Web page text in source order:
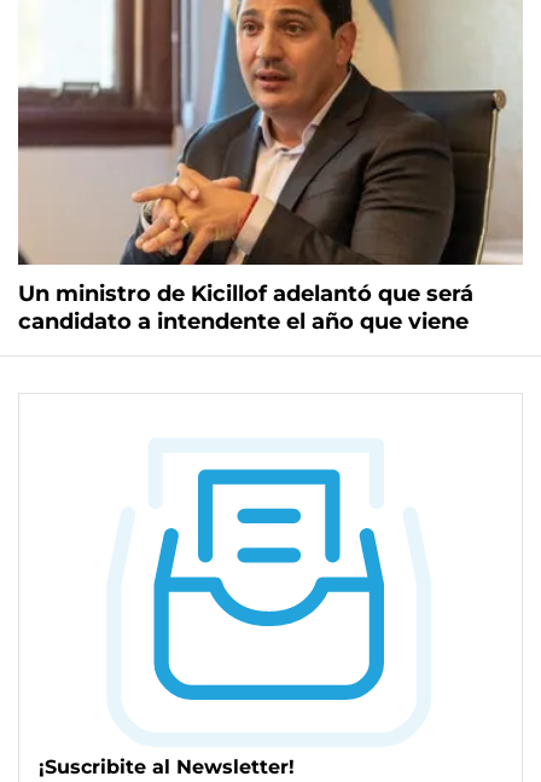
Un ministro de Kicillof adelantó que será
candidato a intendente el año que viene
¡Suscribite al Newsletter!